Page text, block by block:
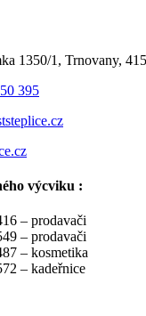
1350/1, Trnovany,
395
výcviku :
– prodavači
– prodavači
– kosmetika
– kadeřnice